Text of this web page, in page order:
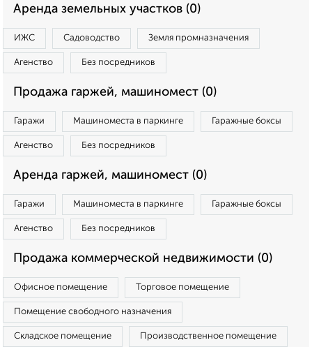
Аренда земельных участков (0)
ИЖС Садоводство Земля промназначения
Агенство Без посредников
Продажа гаржей, машиномест (0)
Гаражи Машиноместа в паркинге Гаражные боксы
Агенство Без посредников
Аренда гаржей, машиномест (0)
Гаражи Машиноместа в паркинге Гаражные боксы
Агенство Без посредников
Продажа коммерческой недвижимости (0)
Офисное помещение Торговое помещение
Помещение свободного назначения
Складское помещение Производственное помещение